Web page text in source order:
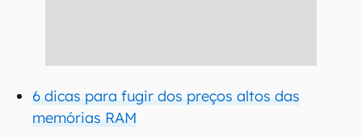
6 dicas para fugir dos preços altos das
memórias RAM